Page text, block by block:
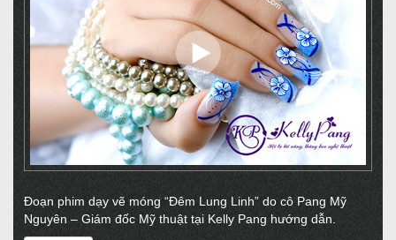
Đoạn phim dạy vẽ móng “Đêm Lung Linh” do cô Pang Mỹ
Nguyên – Giám đốc Mỹ thuật tại Kelly Pang hướng dẫn.